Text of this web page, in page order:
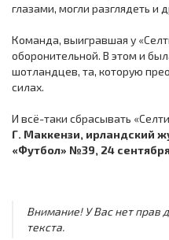
глазами, могли разглядеть и
Команда, выигравшая у
оборонительной. В этом и
шотландцев, та, которую
силах.
И всё-таки сбрасывать
Г. Маккензи, ирландский
«Футбол» №39, 24 сентября
Внимание! У Вас нет прав
текста.